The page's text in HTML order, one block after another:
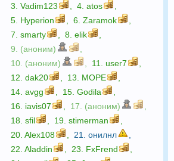
3. Vadim123 4. atos
5. Hyperion 6. Zaramok
7. smarty 8. elik
9. (аноним)
10. (аноним)
11. user7
12. dak20 13. МОРЕ
14. avgg 15. Godila
16. iavis07 17. (аноним)
18. sfil 19. stimerman
20. Alex108 21. онилнл
22. Aladdin 23. FxFrend